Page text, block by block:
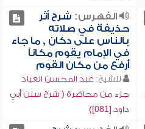
الفهرس: شرح أثر
حذيفة في صلاته
بالناس على دكان , ما جاء
في الإمام يقوم مكاناً
أرفع من مكان القوم
للشيخ: عبد المحسن العباد
جزء من محاضرة ( شرح سنن أبي
داود [081])